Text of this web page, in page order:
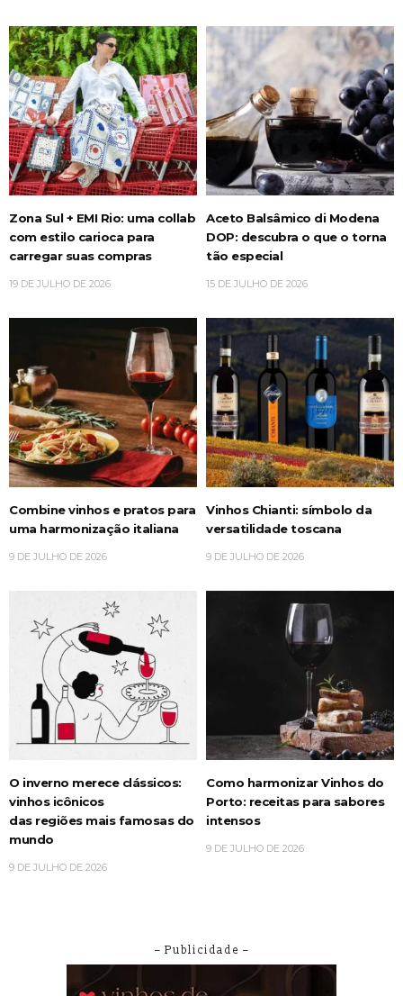
Zona Sul + EMI Rio: uma collab
com estilo carioca para
carregar suas compras
19 DE JULHO DE 2026
Aceto Balsâmico di Modena
DOP: descubra o que o torna
tão especial
15 DE JULHO DE 2026
Combine vinhos e pratos para
uma harmonização italiana
9 DE JULHO DE 2026
Vinhos Chianti: símbolo da
versatilidade toscana
9 DE JULHO DE 2026
O inverno merece clássicos:
vinhos icônicos
das regiões mais famosas do
mundo
9 DE JULHO DE 2026
Como harmonizar Vinhos do
Porto: receitas para sabores
intensos
9 DE JULHO DE 2026
– Publicidade –